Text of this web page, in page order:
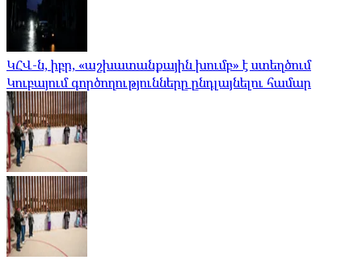
ԿՀՎ-ն, իբր, «աշխատանքային խումբ» է ստեղծում
Կուբայում գործողությունները ընդլայնելու համար